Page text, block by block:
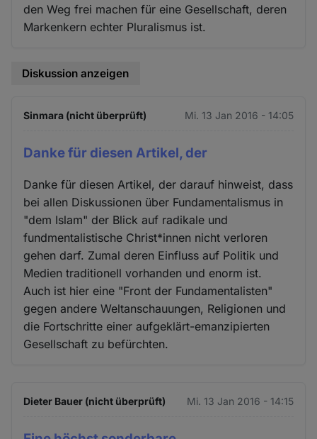
den Weg frei machen für eine Gesellschaft, deren
Markenkern echter Pluralismus ist.
Diskussion anzeigen
Sinmara (nicht überprüft) Mi. 13 Jan 2016 - 14:05
Danke für diesen Artikel, der
Danke für diesen Artikel, der darauf hinweist, dass
bei allen Diskussionen über Fundamentalismus in
"dem Islam" der Blick auf radikale und
fundmentalistische Christ*innen nicht verloren
gehen darf. Zumal deren Einfluss auf Politik und
Medien traditionell vorhanden und enorm ist.
Auch ist hier eine "Front der Fundamentalisten"
gegen andere Weltanschauungen, Religionen und
die Fortschritte einer aufgeklärt-emanzipierten
Gesellschaft zu befürchten.
Dieter Bauer (nicht überprüft) Mi. 13 Jan 2016 - 14:15